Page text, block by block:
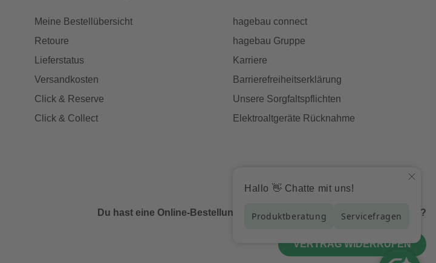
Meine Bestellübersicht
Retoure
Lieferstatus
Versandkosten
Click & Reserve
Click & Collect
hagebau connect
hagebau Gruppe
Karriere
Barrierefreiheitserklärung
Unsere Sorgfaltspflichten
Elektroaltgeräte Rücknahme
Du hast eine Online-Bestellung bei uns und möchtest diese widerrufen?
VERTRAG WIDERRUFEN